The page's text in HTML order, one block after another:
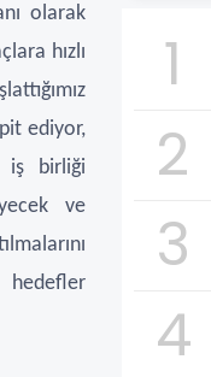
olarak
hızlı
ediyor,
iş birliği
ve
1
2
3
4